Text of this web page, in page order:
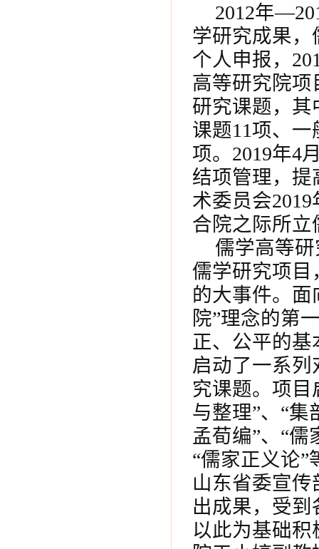
2012年
学研究成果
个人申报，
高等研究院项
研究课题，其
课题11项、一
项。2019年4
结项管理，
术委员会
合院之际所
儒学高等
儒学研究项目
的大事件。面
院”理念的第
正、公平的基
启动了一系
究课题。项目
与整理”、“集
孟荀编”、“儒
“儒家正义论”
山东省委宣传
出成果，受
以此为基础